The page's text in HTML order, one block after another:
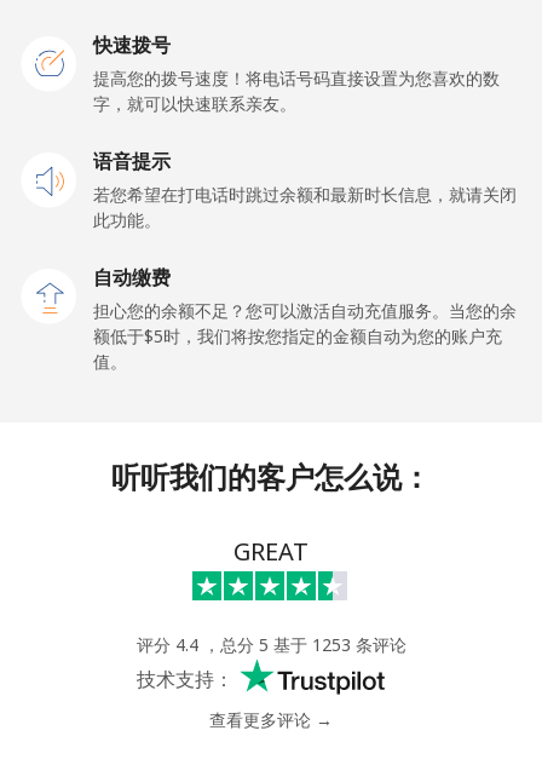
Ghana
座机 ⁦33.9¢⁩ 14 分钟最少 ⁦$5⁩ -
Gibraltar
Greece
⁦$5⁩
⁦1.6¢⁩
312 分钟最少
⁦$5⁩
快速拨号
提高您的拨号速度！将电话号码直接设置为您喜欢的数
字，就可以快速联系亲友。
语音提示
若您希望在打电话时跳过余额和最新时长信息，就请关闭
此功能。
自动缴费
担心您的余额不足？您可以激活自动充值服务。当您的余
额低于⁦$5⁩时，我们将按您指定的金额自动为您的账户充
值。
听听我们的客户怎么说：
GREAT
评分 4.4 ，总分 5 基于 1253 条评论
技术支持：
查看更多评论 →